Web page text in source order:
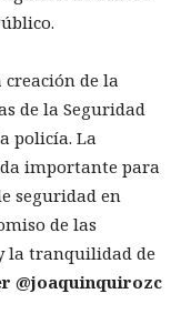
de la
de la Seguridad
policía. La
importante para
seguridad en
de las
la tranquilidad de
@joaquinquirozc